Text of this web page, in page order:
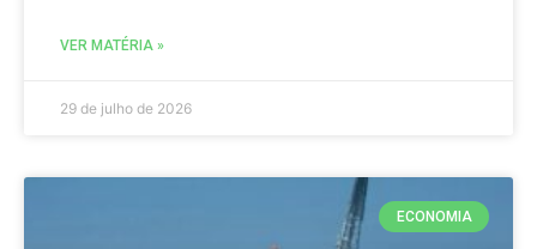
VER MATÉRIA »
29 de julho de 2026
ECONOMIA